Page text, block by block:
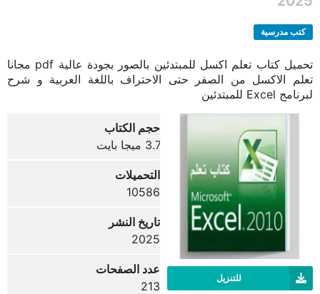
كتب مدرسية
تحميل كتاب تعلم اكسل للمبتدئين بالصور بجودة عالية pdf مجانا
تعلم الاكسل من الصفر حتى الاحتراف باللغة العربية و شرح
لبرنامج Excel للمبتدئين
للتنزيل
حجم الكتاب
3.7 ميجا بايت
التحميلات
10586
تاريخ النشر
2025
عدد الصفحات
213